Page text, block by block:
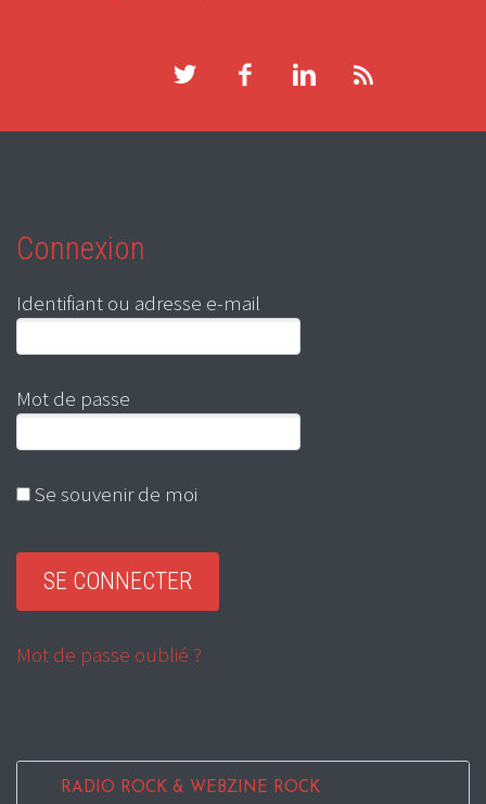
Connexion
Identifiant ou adresse e-mail
Mot de passe
Se souvenir de moi
Mot de passe oublié ?
RADIO ROCK & WEBZINE ROCK